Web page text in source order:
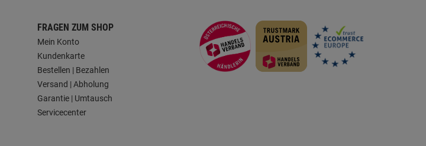
FRAGEN ZUM SHOP
Mein Konto
Kundenkarte
Bestellen | Bezahlen
Versand | Abholung
Garantie | Umtausch
Servicecenter